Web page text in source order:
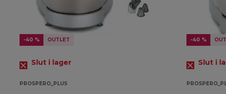
-40 % OUTLET
Slut i lager
PROSPERO_PLUS
-40 %
Slut i